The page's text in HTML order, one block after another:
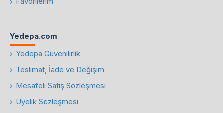
Yedepa.com
Yedepa Güvenilirlik
Teslimat, İade ve Değişim
Mesafeli Satış Sözleşmesi
Üyelik Sözleşmesi